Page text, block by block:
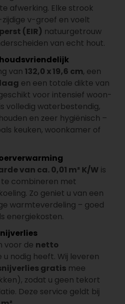
afwerking. Elke strook
v-groef en voelt
(EIR) natuurgetrouw
van echt hout.
van 132,0 x 19,6 cm, een
en een totale dikte van
voor intensief woon-
volledig waterbestendig,
en zeer hygiënisch –
keuken, woonkamer of
van ca. 0,01 m² K/W is
combineren met
Zo geniet u van een
warmteverdeling – goed
energiekosten.
voor de netto
u nodig heeft. Wij leveren
gratis mee
zodat u geen tekort
Deze service geldt bij